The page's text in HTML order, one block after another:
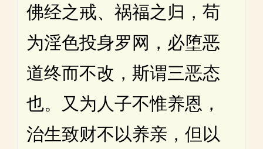
佛经之戒、祸福之归，苟
为淫色投身罗网，必堕恶
道终而不改，斯谓三恶态
也。又为人子不惟养恩，
治生致财不以养亲，但以